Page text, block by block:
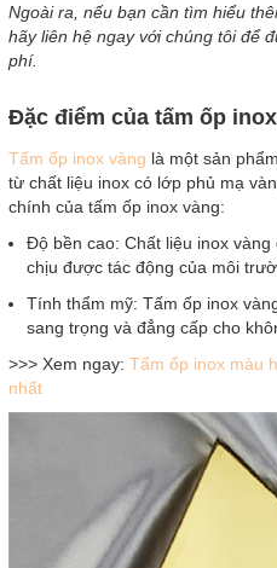
Ngoài ra, nếu bạn cần tìm hiểu
hãy liên hệ ngay với chúng tôi để
phí.
Đặc điểm của tấm ốp
Tấm ốp inox vàng là một sản
từ chất liệu inox có lớp phủ mạ
chính của tấm ốp inox vàng:
Độ bền cao: Chất liệu inox
chịu được tác động của môi
Tính thẩm mỹ: Tấm ốp inox
sang trọng và đẳng cấp cho
>>> Xem ngay: Tấm ốp inox màu
nhất